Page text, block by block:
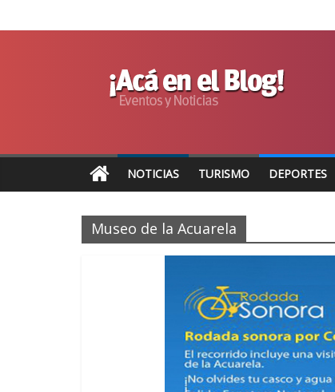
NOTICIAS TURISMO DEPORTES
Museo de la Acuarela